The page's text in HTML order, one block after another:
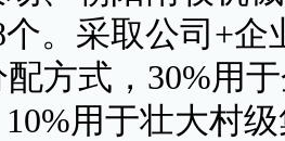
。采取公司+
配方式，30%用
用于壮大村